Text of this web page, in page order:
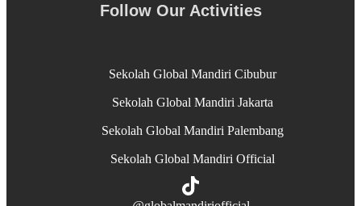
Follow Our Activities
Sekolah Global Mandiri Cibubur
Sekolah Global Mandiri Jakarta
Sekolah Global Mandiri Palembang
Sekolah Global Mandiri Official